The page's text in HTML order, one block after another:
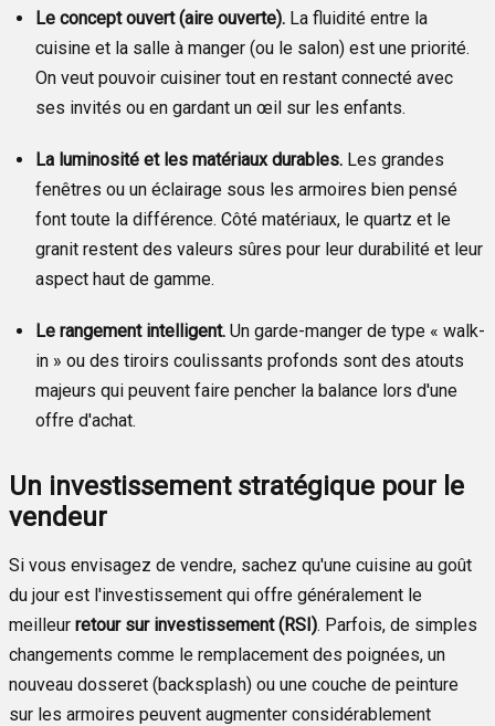
Le concept ouvert (aire ouverte). La fluidité entre la
cuisine et la salle à manger (ou le salon) est une priorité.
On veut pouvoir cuisiner tout en restant connecté avec
ses invités ou en gardant un œil sur les enfants.
La luminosité et les matériaux durables. Les grandes
fenêtres ou un éclairage sous les armoires bien pensé
font toute la différence. Côté matériaux, le quartz et le
granit restent des valeurs sûres pour leur durabilité et leur
aspect haut de gamme.
Le rangement intelligent. Un garde-manger de type « walk-
in » ou des tiroirs coulissants profonds sont des atouts
majeurs qui peuvent faire pencher la balance lors d'une
offre d'achat.
Un investissement stratégique pour le
vendeur
Si vous envisagez de vendre, sachez qu'une cuisine au goût
du jour est l'investissement qui offre généralement le
meilleur retour sur investissement (RSI). Parfois, de simples
changements comme le remplacement des poignées, un
nouveau dosseret (backsplash) ou une couche de peinture
sur les armoires peuvent augmenter considérablement